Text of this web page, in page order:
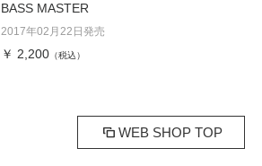
BASS MASTER
2017年02月22日発売
￥ 2,200 （税込）
WEB SHOP TOP